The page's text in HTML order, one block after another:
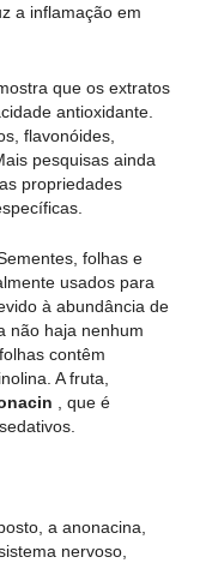
a inflamação em
que os extratos
antioxidante.
flavonóides,
pesquisas ainda
propriedades
folhas e
usados para
à abundância de
não haja nenhum
contêm
A fruta,
, que é
a anonacina,
nervoso,